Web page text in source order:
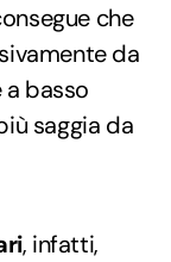
che
da
basso
saggia da
, infatti,